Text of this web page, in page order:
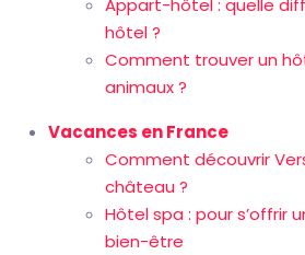
Appart-hôtel : quelle
hôtel ?
Comment trouver un
animaux ?
Vacances en France
Comment découvrir
château ?
Hôtel spa : pour s’offrir
bien-être